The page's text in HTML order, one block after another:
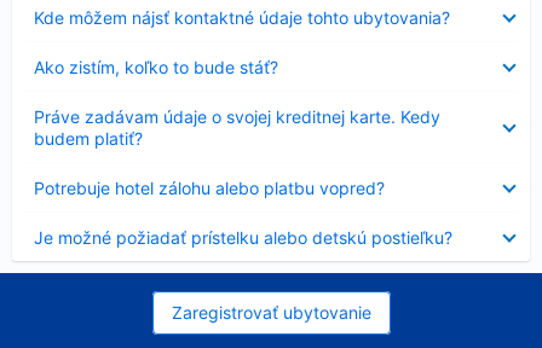
Kde môžem nájsť kontaktné údaje tohto ubytovania?
sa
Ako zistím, koľko to bude stáť?
sa
Práve zadávam údaje o svojej kreditnej karte. Kedy
budem platiť?
sa
Potrebuje hotel zálohu alebo platbu vopred?
sa
Je možné požiadať prístelku alebo detskú postieľku?
sa
Zaregistrovať ubytovanie